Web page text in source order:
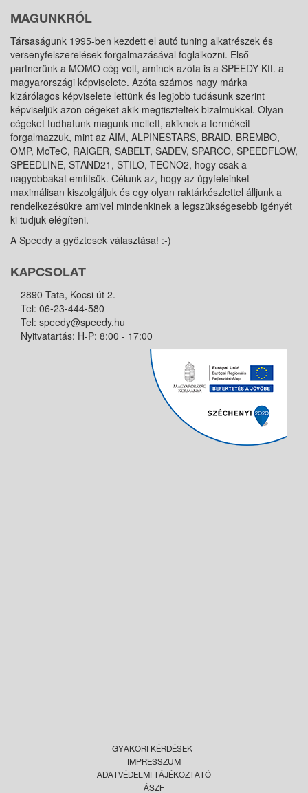
MAGUNKRÓL
Társaságunk 1995-ben kezdett el autó tuning alkatrészek és
versenyfelszerelések forgalmazásával foglalkozni. Első
partnerünk a MOMO cég volt, aminek azóta is a SPEEDY Kft. a
magyarországi képviselete. Azóta számos nagy márka
kizárólagos képviselete lettünk és legjobb tudásunk szerint
képviseljük azon cégeket akik megtiszteltek bizalmukkal. Olyan
cégeket tudhatunk magunk mellett, akiknek a termékeit
forgalmazzuk, mint az AIM, ALPINESTARS, BRAID, BREMBO,
OMP, MoTeC, RAIGER, SABELT, SADEV, SPARCO, SPEEDFLOW,
SPEEDLINE, STAND21, STILO, TECNO2, hogy csak a
nagyobbakat említsük. Célunk az, hogy az ügyfeleinket
maximálisan kiszolgáljuk és egy olyan raktárkészlettel álljunk a
rendelkezésükre amivel mindenkinek a legszükségesebb igényét
ki tudjuk elégíteni.
A Speedy a győztesek választása! :-)
KAPCSOLAT
2890 Tata, Kocsi út 2.
Tel: 06-23-444-580
Tel: speedy@speedy.hu
Nyitvatartás: H-P: 8:00 - 17:00
GYAKORI KÉRDÉSEK
IMPRESSZUM
ADATVÉDELMI TÁJÉKOZTATÓ
ÁSZF